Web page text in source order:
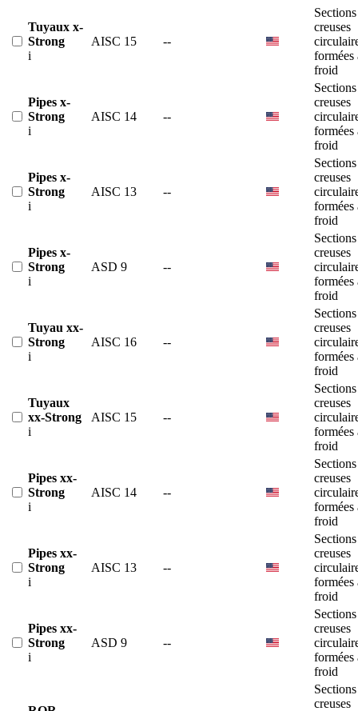
Tuyaux x-
Strong
i
AISC 15 --
Sections
creuses
formées
froid
Pipes x-
Strong
i
AISC 14 --
Sections
creuses
formées
froid
Pipes x-
Strong
i
AISC 13 --
Sections
creuses
formées
froid
Pipes x-
Strong
i
ASD 9 --
Sections
creuses
formées
froid
Tuyau xx-
Strong
i
AISC 16 --
Sections
creuses
formées
froid
Tuyaux
xx-Strong
i
AISC 15 --
Sections
creuses
formées
froid
Pipes xx-
Strong
i
AISC 14 --
Sections
creuses
formées
froid
Pipes xx-
Strong
i
AISC 13 --
Sections
creuses
formées
froid
Pipes xx-
Strong
i
ASD 9 --
Sections
creuses
formées
froid
Sections
creuses